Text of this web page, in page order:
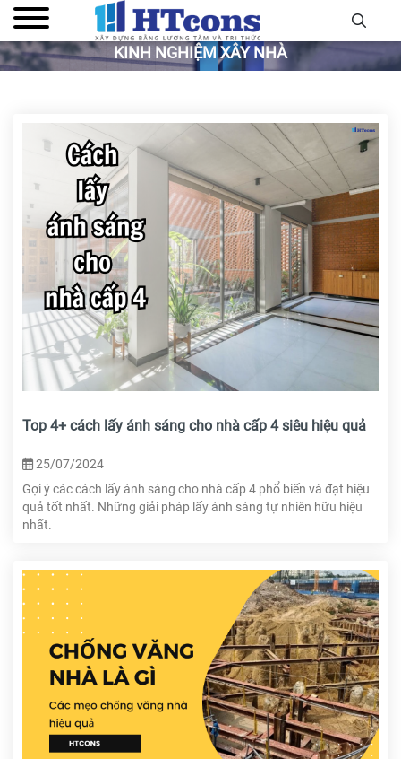
KINH NGHIỆM XÂY NHÀ
Top 4+ cách lấy ánh sáng cho nhà cấp 4 siêu hiệu quả
25/07/2024
Gợi ý các cách lấy ánh sáng cho nhà cấp 4 phổ biến và đạt hiệu
quả tốt nhất. Những giải pháp lấy ánh sáng tự nhiên hữu hiệu
nhất.